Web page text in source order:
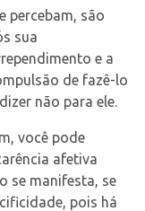
percebam, são
sua
e a
de fazê-lo
não para ele.
você pode
afetiva
se manifesta, se
pois há